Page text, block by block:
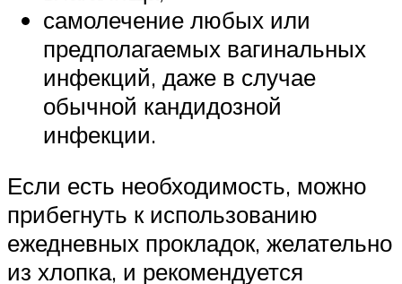
самолечение любых или
предполагаемых вагинальных
инфекций, даже в случае
обычной кандидозной
инфекции.
Если есть необходимость, можно
прибегнуть к использованию
ежедневных прокладок, желательно
из хлопка, и рекомендуется